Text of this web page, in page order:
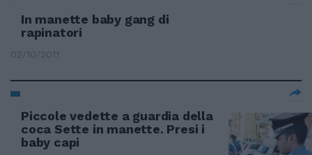
In manette baby gang di
rapinatori
02/10/2011
Piccole vedette a guardia della
coca Sette in manette. Presi i
baby capi